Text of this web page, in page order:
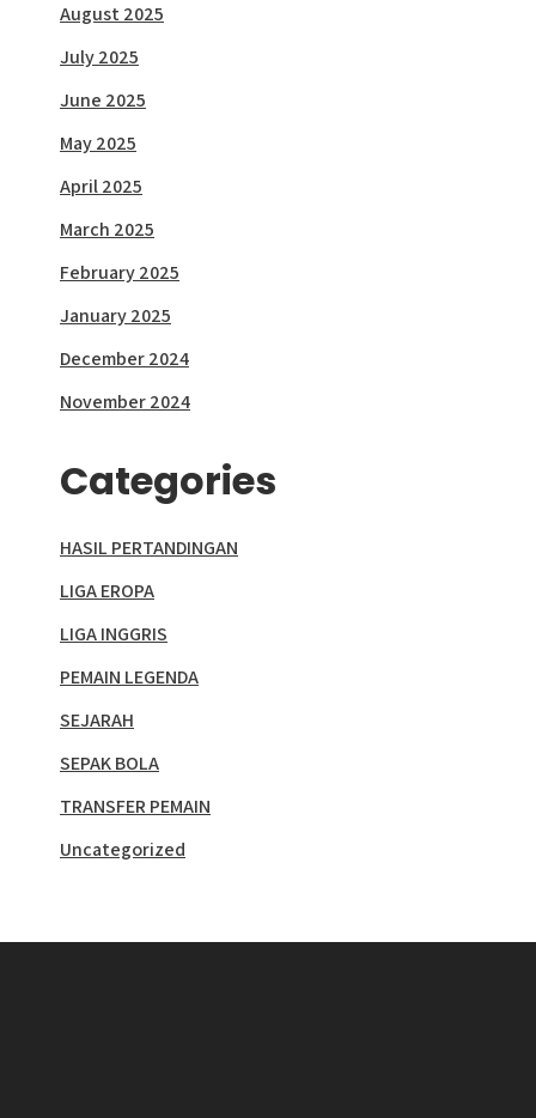
August 2025
July 2025
June 2025
May 2025
April 2025
March 2025
February 2025
January 2025
December 2024
November 2024
Categories
HASIL PERTANDINGAN
LIGA EROPA
LIGA INGGRIS
PEMAIN LEGENDA
SEJARAH
SEPAK BOLA
TRANSFER PEMAIN
Uncategorized